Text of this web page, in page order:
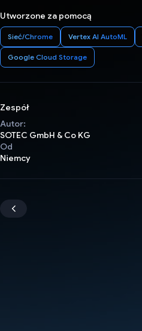
Utworzone za pomocą
Sieć/Chrome Vertex AI AutoML
Google Cloud Storage
Zespół
Autor:
SOTEC GmbH & Co KG
Od
Niemcy